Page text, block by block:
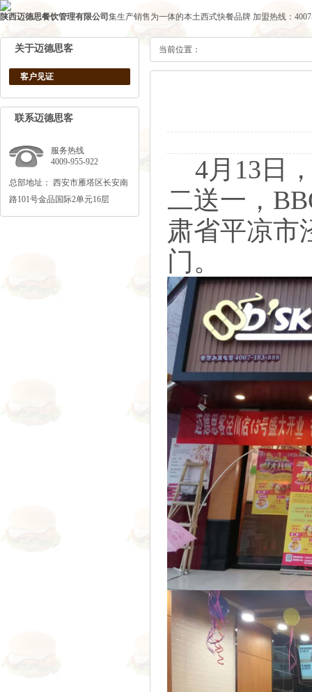
陕西迈德思餐饮管理有限公司 集生产销售为一体的本土西式快餐品牌 加盟热线：
关于迈德思客
客户见证
联系迈德思客
服务热线
4009-955-922
总部地址： 西安市雁塔区长安南
路101号金品国际2单元16层
当前位置：
4月13日
二送一，
肃省平凉市
门。